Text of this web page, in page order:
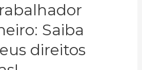
Saiba
direitos